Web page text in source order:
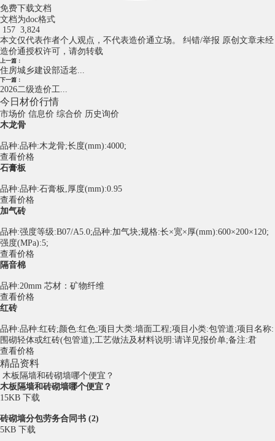
免费下载文档
文档为doc格式
157 3,824
本文仅代表作者个人观点，不代表造价通立场。 纠错/举报 原创文章未经
造价通授权许可，请勿转载
上一篇：
住房城乡建设部适老...
下一篇：
2026二级造价工...
今日材价行情
市场价 信息价 综合价 历史询价
木龙骨
品种:品种:木龙骨;长度(mm):4000;
查看价格
石膏板
品种:品种:石膏板,厚度(mm):0.95
查看价格
加气砖
品种:强度等级:B07/A5.0;品种:加气块;规格:长×宽×厚(mm):600×200×120;
强度(MPa):5;
查看价格
隔音棉
品种:20mm 芯材：矿物纤维
查看价格
红砖
品种:品种:红砖;颜色:红色;项目大类:墙面工程;项目小类:包管道;项目名称:
围砌轻体或红砖(包管道);工艺做法及材料说明:请详见报价单;备注:君
查看价格
精品资料
木板隔墙和砖砌墙哪个便宜？
木板隔墙和砖砌墙哪个便宜？
15KB 下载
砖砌墙分包劳务合同书 (2)
5KB 下载